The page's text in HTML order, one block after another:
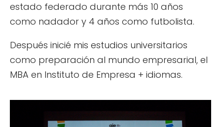
estado federado durante más 10 años
como nadador y 4 años como futbolista.
Después inicié mis estudios universitarios
como preparación al mundo empresarial, el
MBA en Instituto de Empresa + idiomas.